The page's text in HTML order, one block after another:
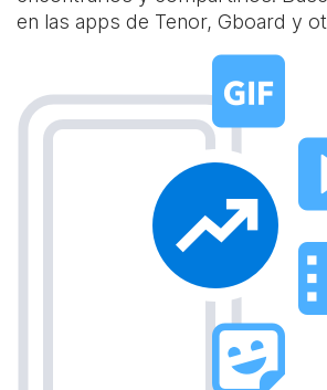
en las apps de Tenor, Gboard y